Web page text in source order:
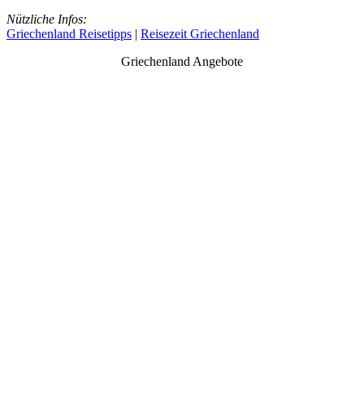
Nützliche Infos:
Griechenland Reisetipps | Reisezeit Griechenland
Griechenland Angebote